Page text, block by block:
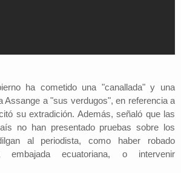
ha cometido una "canallada" y una
Assange a "sus verdugos", en referencia a
su extradición. Además, señaló que las
no han presentado pruebas sobre los
al periodista, como haber robado
ecuatoriana, o intervenir